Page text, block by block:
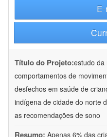
Título do Projeto:estudo da
comportamentos de
desfechos em saúde de
indígena de cidade do norte
as recomendações de sono
Resumo: Apenas 6% das